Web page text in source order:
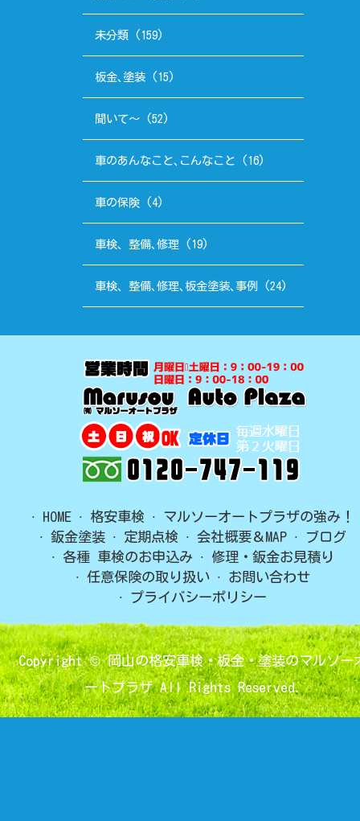
未分類 (159)
板金､塗装(15)
聞いて～(52)
車のあんなこと､こんなこと (16)
車の保険(4)
車検、整備､修理 (19)
車検、整備､修理､板金塗装､事例 (24)
HOME 格安車検
マルソーオートプラザの強み！
鈑金塗装
定期点検 会社概要＆MAP
ブログ
各種 車検のお申込み
修理・鈑金お見積り
任意保険の取り扱い
お問い合わせ
プライバシーポリシー
Copyright ©岡山の格安車検・板金・塗装のマルソー
ートプラザAll Rights Reserved.